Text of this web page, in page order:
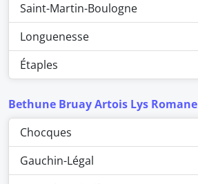
Saint-Martin-Boulogne
Longuenesse
Étaples
Bethune Bruay Artois Lys Romane
Chocques
Gauchin-Légal